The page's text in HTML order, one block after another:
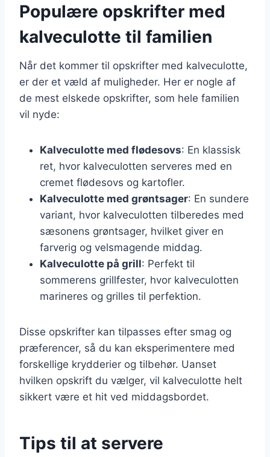
Populære opskrifter med
kalveculotte til familien
Når det kommer til opskrifter med kalveculotte,
er der et væld af muligheder. Her er nogle af
de mest elskede opskrifter, som hele familien
vil nyde:
Kalveculotte med flødesovs: En klassisk
ret, hvor kalveculotten serveres med en
cremet flødesovs og kartofler.
Kalveculotte med grøntsager: En sundere
variant, hvor kalveculotten tilberedes med
sæsonens grøntsager, hvilket giver en
farverig og velsmagende middag.
Kalveculotte på grill: Perfekt til
sommerens grillfester, hvor kalveculotten
marineres og grilles til perfektion.
Disse opskrifter kan tilpasses efter smag og
præferencer, så du kan eksperimentere med
forskellige krydderier og tilbehør. Uanset
hvilken opskrift du vælger, vil kalveculotte helt
sikkert være et hit ved middagsbordet.
Tips til at servere